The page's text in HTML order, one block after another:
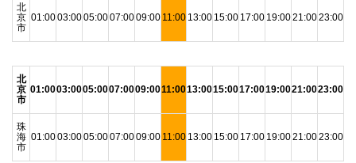
北
京
市
01:0003:0005:0007:0009:00 11:00 13:00 15:00 17:00 19:0021:0023:00
北
京
市
01:0003:0005:0007:0009:0011:0013:0015:0017:0019:0021:0023:00
珠
海
市
01:0003:0005:0007:0009:00 11:00 13:00 15:00 17:00 19:0021:0023:00